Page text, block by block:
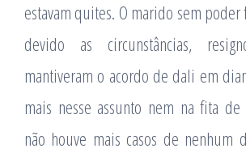
estavam quites. O marido sem poder
devido as circunstâncias,
mantiveram o acordo de dali em
mais nesse assunto nem na fita
não houve mais casos de nenhum